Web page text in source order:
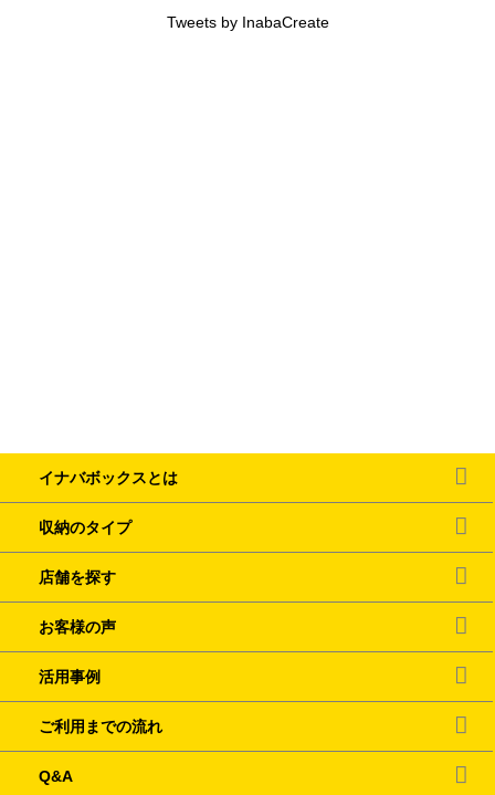
Tweets by InabaCreate
イナバボックスとは
収納のタイプ
店舗を探す
お客様の声
活用事例
ご利用までの流れ
Q&A